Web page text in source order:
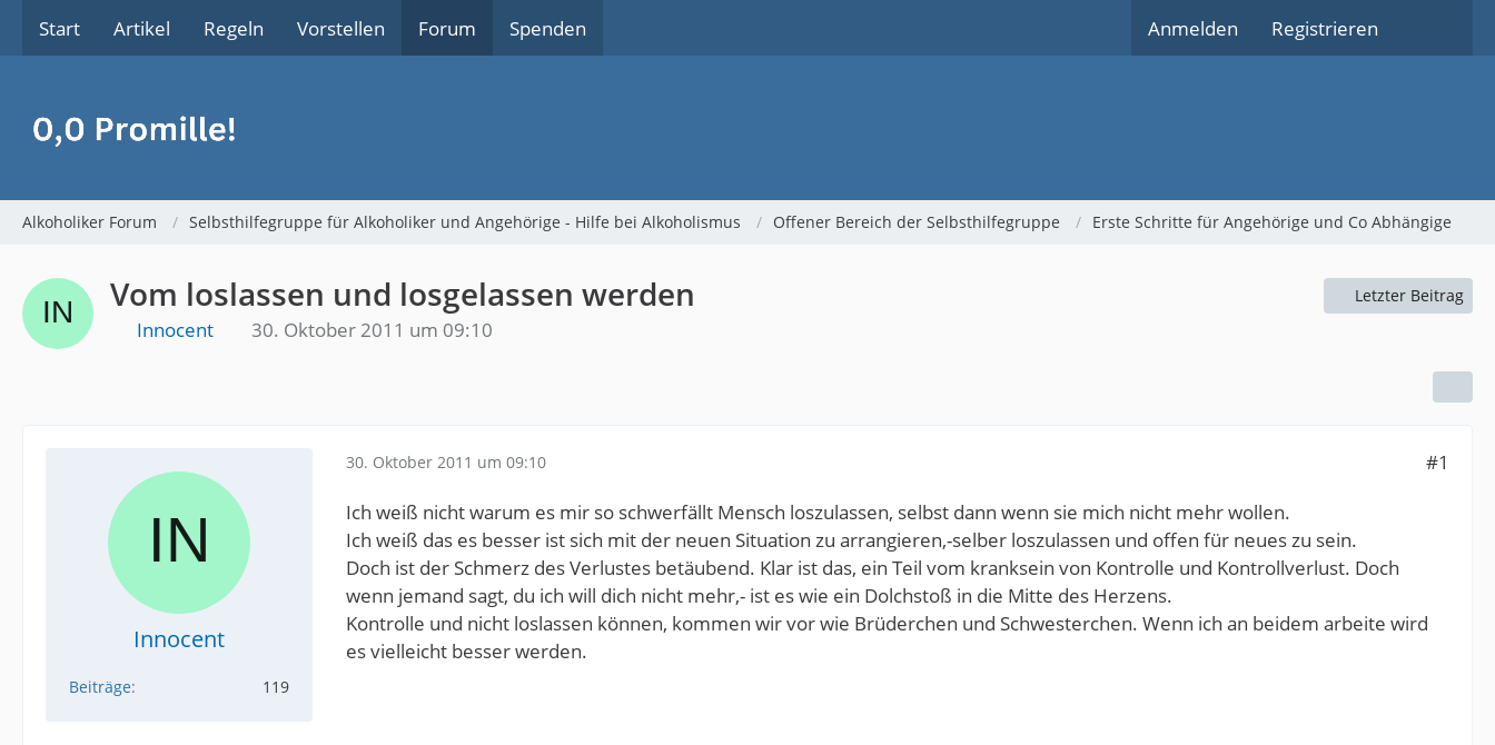
Start Artikel Regeln Vorstellen Forum Spenden Anmelden Registrieren
Alkoholiker Forum Selbsthilfegruppe für Alkoholiker und Angehörige - Hilfe bei Alkoholismus Offener Bereich der Selbsthilfegruppe Erste Schritte für Angehörige und Co Abhängige
Vom loslassen und losgelassen werden
Innocent 30. Oktober 2011 um 09:10
Letzter Beitrag
Innocent
Beiträge 119
30. Oktober 2011 um 09:10
#1
Ich weiß nicht warum es mir so schwerfällt Mensch loszulassen, selbst dann wenn sie mich nicht mehr wollen.
Ich weiß das es besser ist sich mit der neuen Situation zu arrangieren,-selber loszulassen und offen für neues zu sein.
Doch ist der Schmerz des Verlustes betäubend. Klar ist das, ein Teil vom kranksein von Kontrolle und Kontrollverlust. Doch
wenn jemand sagt, du ich will dich nicht mehr,- ist es wie ein Dolchstoß in die Mitte des Herzens.
Kontrolle und nicht loslassen können, kommen wir vor wie Brüderchen und Schwesterchen. Wenn ich an beidem arbeite wird
es vielleicht besser werden.